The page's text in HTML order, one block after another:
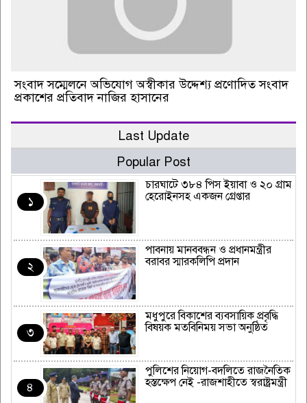
সংবাদ সম্মেলনে অভিযোগ অস্বীকার উদ্দেশ্য প্রণোদিত সংবাদ
প্রকাশের প্রতিবাদ নাজির হাসানের
Last Update
Popular Post
১
চারঘাটে ৩৮৪ পিস ইয়াবা ও ২০ গ্রাম
হেরোইনসহ একজন গ্রেপ্তার
২
পাবনায় মানববন্ধন ও প্রধানমন্ত্রীর
বরাবর স্মারকলিপি প্রদান
৩
মধুপুরে বিকাশের ব্যবসায়িক প্রবৃদ্ধি
বিষয়ক মতবিনিময় সভা অনুষ্ঠিত
৪
পুলিশের নিয়োগ-বদলিতে রাজনৈতিক
হস্তক্ষেপ নেই -রাজশাহীতে স্বরাষ্ট্রমন্ত্রী